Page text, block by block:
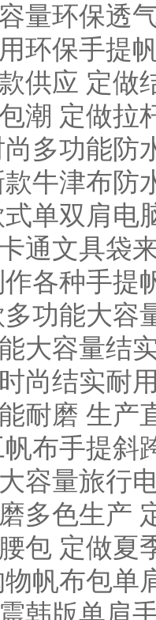
量环保透
环保手提
供应 定做
潮 定做拉
多功能防
牛津布防
单双肩电
通文具袋
各种手提
功能大容
大容量结
尚结实耐
耐磨 生产
布手提斜
容量旅行
多色生产
包 定做夏
帆布包单
韩版单肩